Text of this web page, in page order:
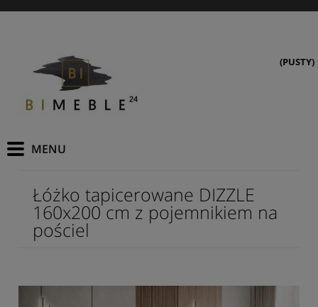
(PUSTY)
Łóżko tapicerowane DIZZLE
160x200 cm z pojemnikiem na
pościel